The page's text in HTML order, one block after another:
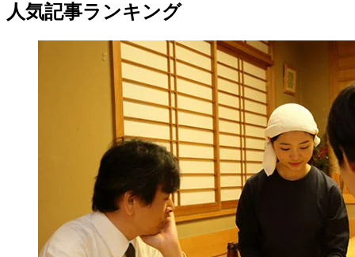
人気記事ランキング